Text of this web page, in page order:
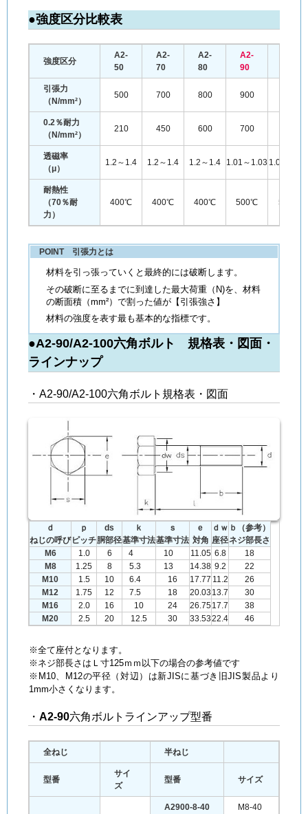
●強度区分比較表
強度区分
A2-
50
A2-
70
A2-
80
A2-
90
引張力
（N/mm²）
500 700 800 900
0.2％耐力
（N/mm²）
210 450 600 700
透磁率
（μ）
1.2～1.4 1.2～1.4 1.2～1.4 1.01～1.03 1.01～
耐熱性
（70％耐
力）
400℃ 400℃ 400℃ 500℃ 500℃
POINT 引張力とは
材料を引っ張っていくと最終的には破断します。
その破断に至るまでに到達した最大荷重（N)を、材料
の断面積（mm²）で割った値が【引張強さ】
材料の強度を表す最も基本的な指標です。
●A2-90/A2-100六角ボルト 規格表・図面・
ラインナップ
・A2-90/A2-100六角ボルト規格表・図面
ｄ
ねじの呼び
ｐ
ピッチ
ds
胴部径
ｋ
基準寸法
ｓ
基準寸法
e
対角
ｄｗ
座径
ｂ（参考）
ネジ部長さ
M6
1.0 6 4 10 11.05 6.8
18
M8
1.25 8 5.3 13 14.38 9.2
22
M10
1.5 10 6.4 16 17.77 11.2
26
M12
1.75 12 7.5 18 20.03 13.7
30
M16
2.0 16 10 24 26.7517.7
38
M20
2.5 20 12.5 30 33.5322.4 46
※全て座付となります。
※ネジ部長さはＬ寸125ｍｍ以下の場合の参考値です
※M10、M12の平径（対辺）は新JISに基づき旧JIS製品より
1mm小さくなります。
・ A2-90六角ボルトラインアップ型番
全ねじ 半ねじ
型番
サイ
ズ
型番 サイズ
A2900-8-40
M8-40